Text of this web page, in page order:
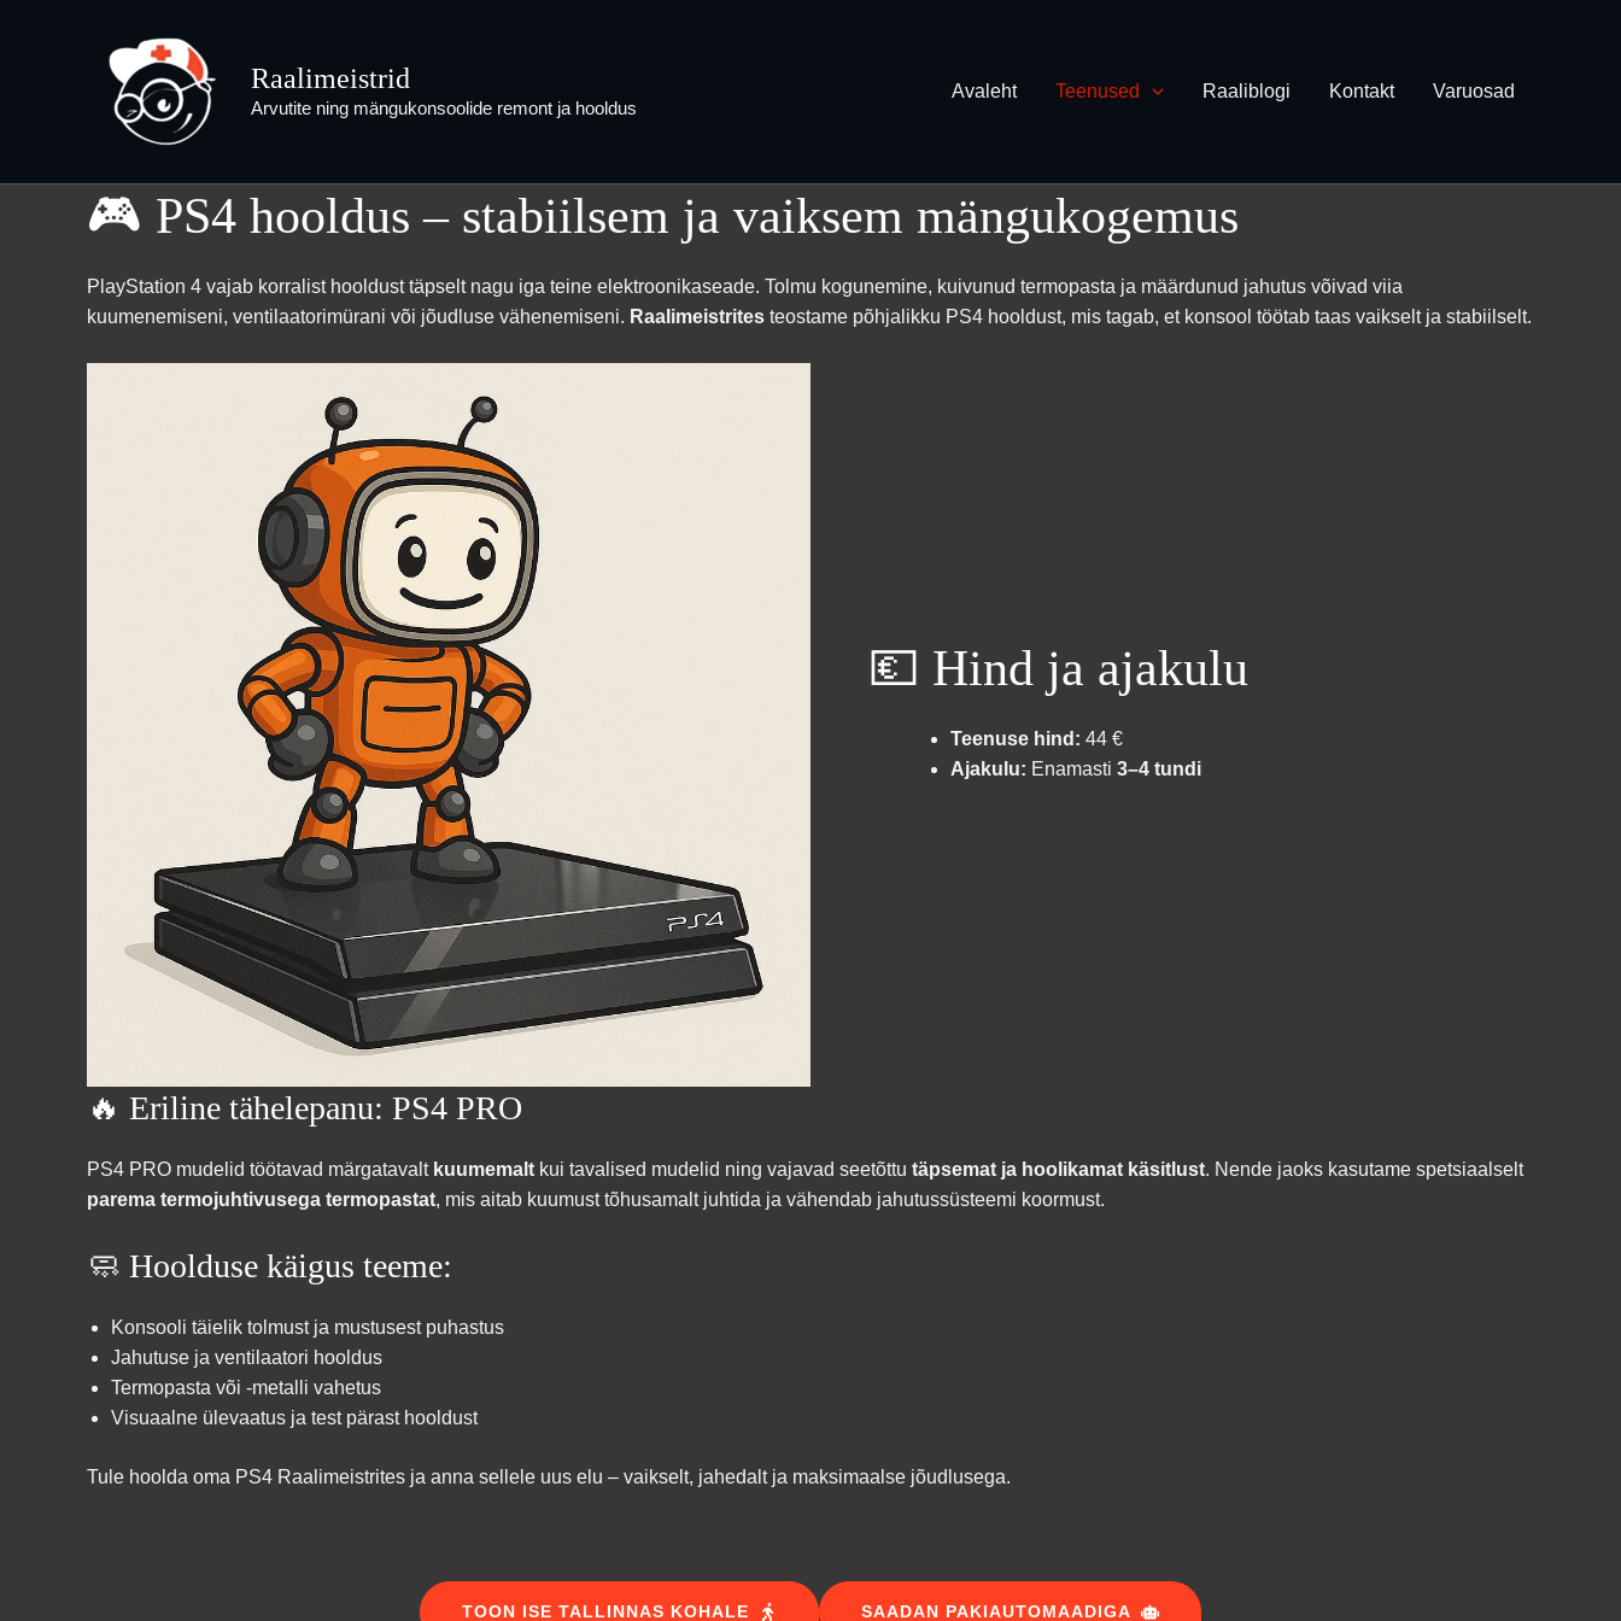
Raalimeistrid
Arvutite ning mängukonsoolide remont ja hooldus
Avaleht Teenused Raaliblogi Kontakt Varuosad
🎮 PS4 hooldus – stabiilsem ja vaiksem mängukogemus
PlayStation 4 vajab korralist hooldust täpselt nagu iga teine elektroonikaseade. Tolmu kogunemine, kuivunud termopasta ja määrdunud jahutus võivad viia
kuumenemiseni, ventilaatorimürani või jõudluse vähenemiseni. Raalimeistrites teostame põhjalikku PS4 hooldust, mis tagab, et konsool töötab taas vaikselt ja stabiilselt.
💶 Hind ja ajakulu
Teenuse hind: 44 €
Ajakulu: Enamasti 3–4 tundi
🔥 Eriline tähelepanu: PS4 PRO
PS4 PRO mudelid töötavad märgatavalt kuumemalt kui tavalised mudelid ning vajavad seetõttu täpsemat ja hoolikamat käsitlust. Nende jaoks kasutame spetsiaalselt
parema termojuhtivusega termopastat, mis aitab kuumust tõhusamalt juhtida ja vähendab jahutussüsteemi koormust.
🧼 Hoolduse käigus teeme:
Konsooli täielik tolmust ja mustusest puhastus
Jahutuse ja ventilaatori hooldus
Termopasta või -metalli vahetus
Visuaalne ülevaatus ja test pärast hooldust
Tule hoolda oma PS4 Raalimeistrites ja anna sellele uus elu – vaikselt, jahedalt ja maksimaalse jõudlusega.
TOON ISE TALLINNAS KOHALE SAADAN PAKIAUTOMAADIGA